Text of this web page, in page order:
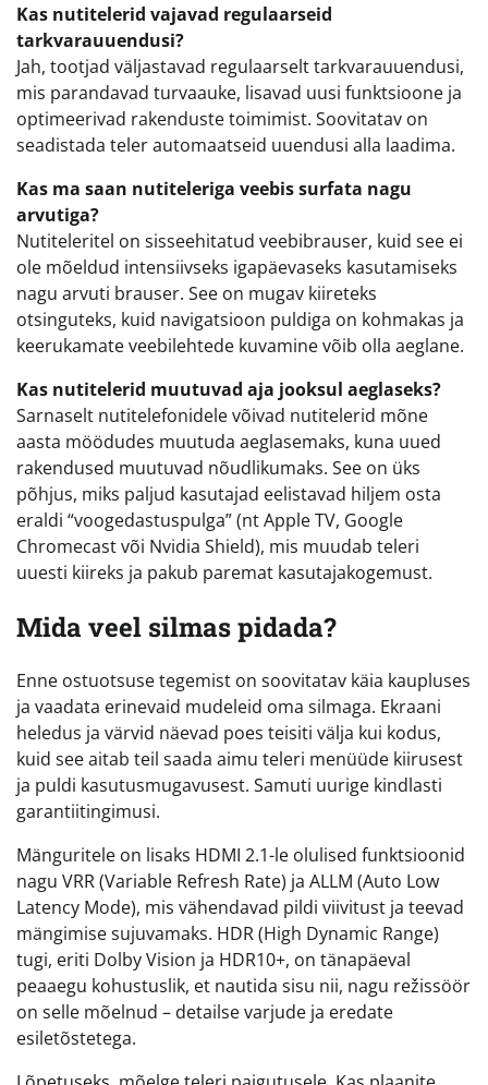
Kas nutitelerid vajavad regulaarseid
tarkvarauuendusi?
Jah, tootjad väljastavad regulaarselt tarkvarauuendusi,
mis parandavad turvaauke, lisavad uusi funktsioone ja
optimeerivad rakenduste toimimist. Soovitatav on
seadistada teler automaatseid uuendusi alla laadima.
Kas ma saan nutiteleriga veebis surfata nagu
arvutiga?
Nutiteleritel on sisseehitatud veebibrauser, kuid see ei
ole mõeldud intensiivseks igapäevaseks kasutamiseks
nagu arvuti brauser. See on mugav kiireteks
otsinguteks, kuid navigatsioon puldiga on kohmakas ja
keerukamate veebilehtede kuvamine võib olla aeglane.
Kas nutitelerid muutuvad aja jooksul aeglaseks?
Sarnaselt nutitelefonidele võivad nutitelerid mõne
aasta möödudes muutuda aeglasemaks, kuna uued
rakendused muutuvad nõudlikumaks. See on üks
põhjus, miks paljud kasutajad eelistavad hiljem osta
eraldi “voogedastuspulga” (nt Apple TV, Google
Chromecast või Nvidia Shield), mis muudab teleri
uuesti kiireks ja pakub paremat kasutajakogemust.
Mida veel silmas pidada?
Enne ostuotsuse tegemist on soovitatav käia kaupluses
ja vaadata erinevaid mudeleid oma silmaga. Ekraani
heledus ja värvid näevad poes teisiti välja kui kodus,
kuid see aitab teil saada aimu teleri menüüde kiirusest
ja puldi kasutusmugavusest. Samuti uurige kindlasti
garantiitingimusi.
Mänguritele on lisaks HDMI 2.1-le olulised funktsioonid
nagu VRR (Variable Refresh Rate) ja ALLM (Auto Low
Latency Mode), mis vähendavad pildi viivitust ja teevad
mängimise sujuvamaks. HDR (High Dynamic Range)
tugi, eriti Dolby Vision ja HDR10+, on tänapäeval
peaaegu kohustuslik, et nautida sisu nii, nagu režissöör
on selle mõelnud – detailse varjude ja eredate
esiletõstetega.